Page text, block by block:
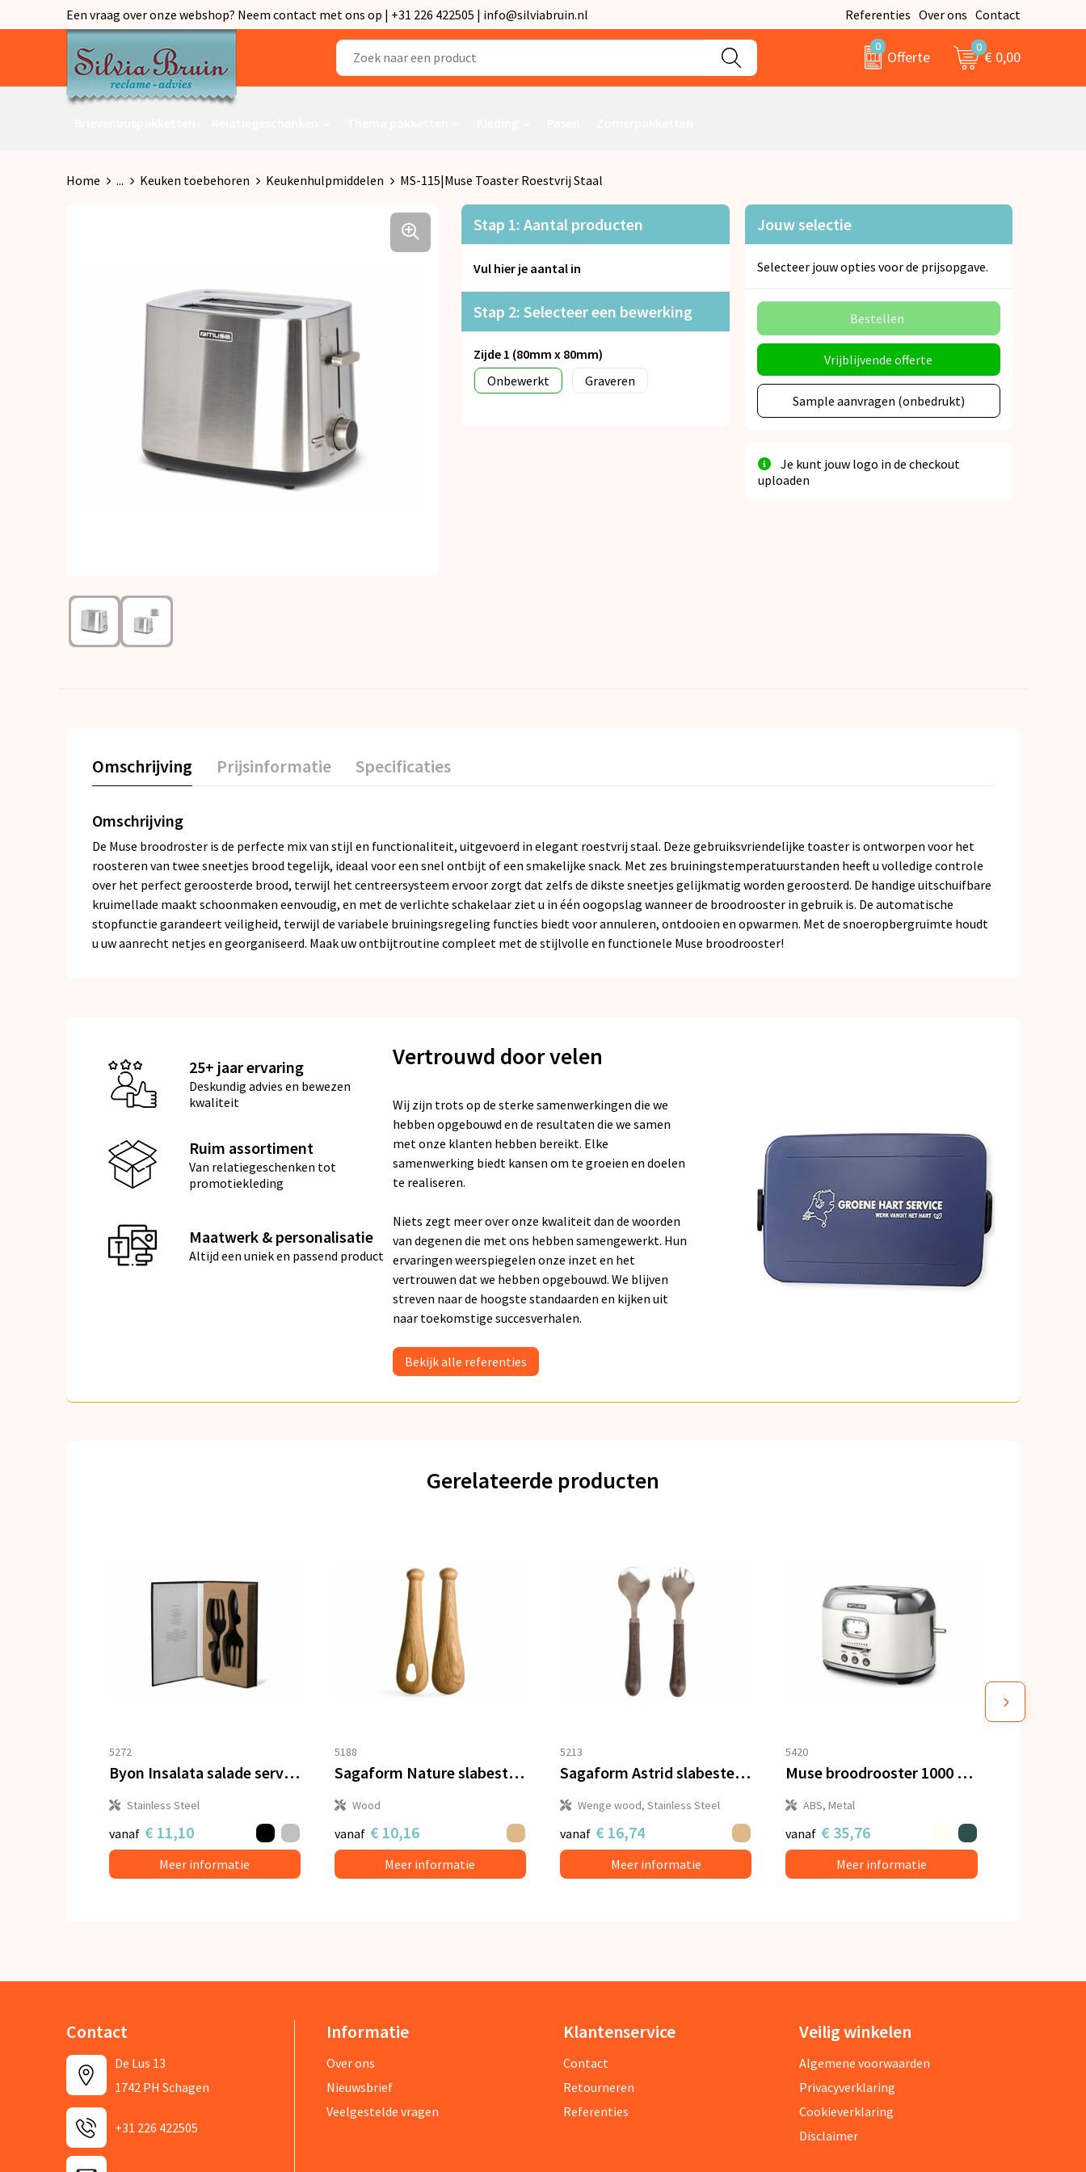
Een vraag over onze webshop? Neem contact met ons op | +31 226 422505 | info@silviabruin.nl Referenties Over ons Contact
0
Offerte
0
€ 0,00
Home ... Keuken toebehoren Keukenhulpmiddelen MS-115|Muse Toaster Roestvrij Staal
Stap 1: Aantal producten
Vul hier je aantal in
Stap 2: Selecteer een bewerking
Zijde 1 (80mm x 80mm)
Onbewerkt
Graveren
Jouw selectie
Selecteer jouw opties voor de prijsopgave.
Bestellen
Vrijblijvende offerte
Sample aanvragen (onbedrukt)
Je kunt jouw logo in de checkout
uploaden
Omschrijving Prijsinformatie Specificaties
Omschrijving
De Muse broodroster is de perfecte mix van stijl en functionaliteit, uitgevoerd in elegant roestvrij staal. Deze gebruiksvriendelijke toaster is ontworpen voor het
roosteren van twee sneetjes brood tegelijk, ideaal voor een snel ontbijt of een smakelijke snack. Met zes bruiningstemperatuurstanden heeft u volledige controle
over het perfect geroosterde brood, terwijl het centreersysteem ervoor zorgt dat zelfs de dikste sneetjes gelijkmatig worden geroosterd. De handige uitschuifbare
kruimellade maakt schoonmaken eenvoudig, en met de verlichte schakelaar ziet u in één oogopslag wanneer de broodrooster in gebruik is. De automatische
stopfunctie garandeert veiligheid, terwijl de variabele bruiningsregeling functies biedt voor annuleren, ontdooien en opwarmen. Met de snoeropbergruimte houdt
u uw aanrecht netjes en georganiseerd. Maak uw ontbijtroutine compleet met de stijlvolle en functionele Muse broodrooster!
25+ jaar ervaring
Deskundig advies en bewezen
kwaliteit
Ruim assortiment
Van relatiegeschenken tot
promotiekleding
Maatwerk & personalisatie
Altijd een uniek en passend product
Vertrouwd door velen
Wij zijn trots op de sterke samenwerkingen die we
hebben opgebouwd en de resultaten die we samen
met onze klanten hebben bereikt. Elke
samenwerking biedt kansen om te groeien en doelen
te realiseren.
Niets zegt meer over onze kwaliteit dan de woorden
van degenen die met ons hebben samengewerkt. Hun
ervaringen weerspiegelen onze inzet en het
vertrouwen dat we hebben opgebouwd. We blijven
streven naar de hoogste standaarden en kijken uit
naar toekomstige succesverhalen.
Bekijk alle referenties
Gerelateerde producten
5272
Byon Insalata salade serveer set
Stainless Steel
vanaf € 11,10
Meer informatie
5188
Sagaform Nature slabestek 2 st.
Wood
vanaf € 10,16
Meer informatie
5213
Sagaform Astrid slabestek 2-delig
Wenge wood, Stainless Steel
vanaf € 16,74
Meer informatie
5420
Muse broodrooster 1000 Watt
ABS, Metal
vanaf € 35,76
Meer informatie
Contact
De Lus 13
1742 PH Schagen
+31 226 422505
Informatie
Over ons
Nieuwsbrief
Veelgestelde vragen
Klantenservice
Contact
Retourneren
Referenties
Veilig winkelen
Algemene voorwaarden
Privacyverklaring
Cookieverklaring
Disclaimer